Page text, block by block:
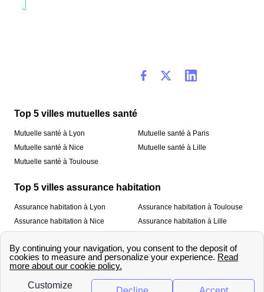
Top 5 villes mutuelles santé
Mutuelle santé à Lyon
Mutuelle santé à Nice
Mutuelle santé à Toulouse
Mutuelle santé à Paris
Mutuelle santé à Lille
Top 5 villes assurance habitation
Assurance habitation à Lyon
Assurance habitation à Nice
Assurance habitation à Toulouse
Assurance habitation à Lille
À propos
Qui sommes-nous ? Mentions légales